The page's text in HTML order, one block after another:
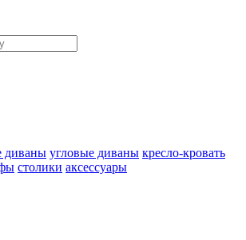
диваны угловые диваны кресло-кровать
столики аксессуары